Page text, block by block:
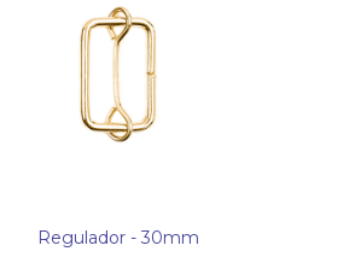
Regulador - 30mm